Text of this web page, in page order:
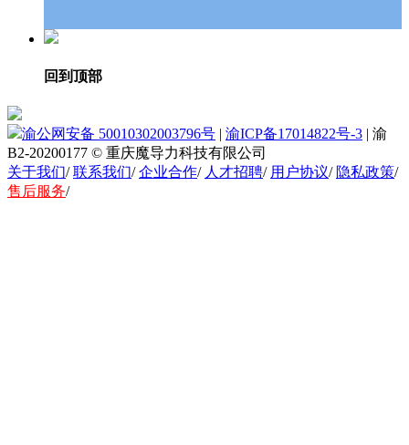
回到顶部
渝公网安备 50010302003796号 | 渝ICP备17014822号-3 | 渝
B2-20200177 © 重庆魔导力科技有限公司
关于我们/联系我们/企业合作/ 人才招聘/ 用户协议/ 隐私政策/
售后服务/